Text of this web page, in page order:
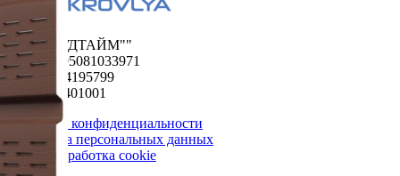
ООО "ФУДТАЙМ""
ОГРН 1195081033971
ИНН 5024195799
КПП 502401001
Политика конфиденциальности
Обработка персональных данных
Сбор и обработка cookie